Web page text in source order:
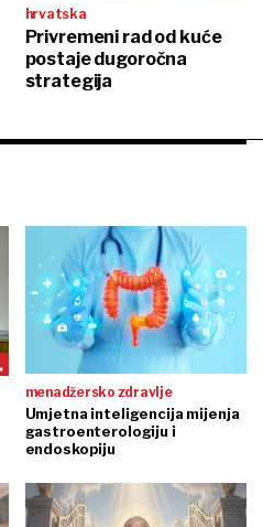
hrvatska
Privremeni rad od kuće
postaje dugoročna
strategija
menadžersko zdravlje
Umjetna inteligencija mijenja
gastroenterologiju i
endoskopiju